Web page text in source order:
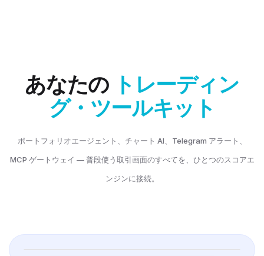
あなたの トレーディン
グ・ツールキット
ポートフォリオエージェント、チャート AI、Telegram アラート、
MCP ゲートウェイ — 普段使う取引画面のすべてを、ひとつのスコアエ
ンジンに接続。
右に AI エージェント — 実口座について平易な言葉で回答。
当日損益